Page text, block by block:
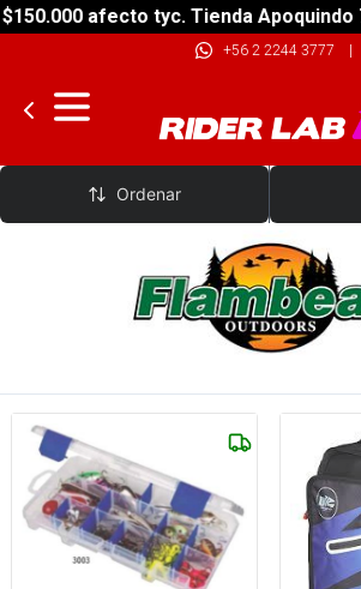
afecto tyc. Tienda Apoquindo
+56 2 2244 3777 |
Flambeau
Ordenar